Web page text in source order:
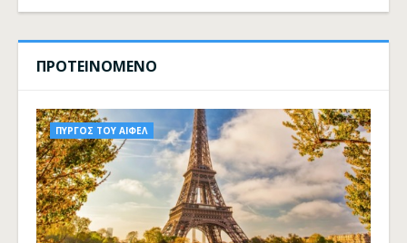
ΠΡΟΤΕΙΝΟΜΕΝΟ
ΠΥΡΓΟΣ ΤΟΥ ΑΙΦΕΛ